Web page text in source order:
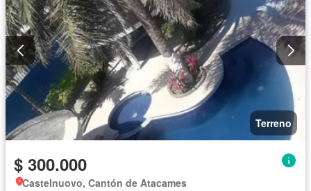
Terreno
$ 300.000
Castelnuovo, Cantón de Atacames